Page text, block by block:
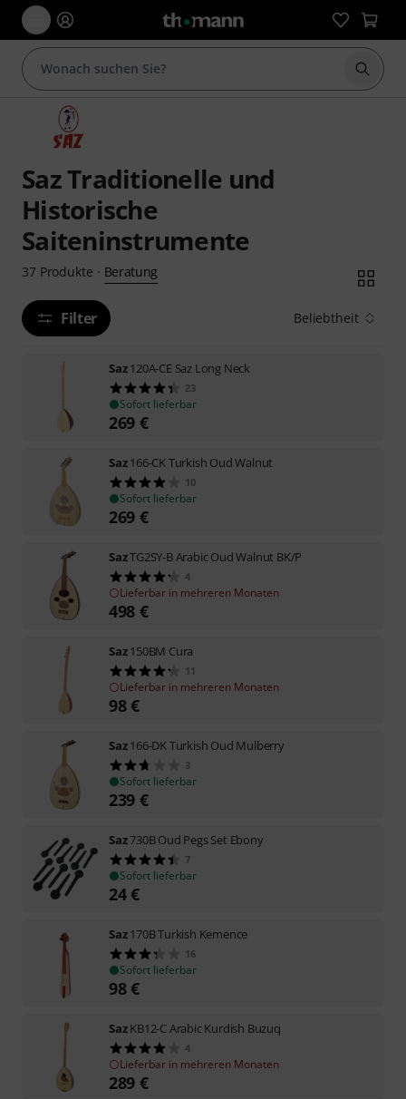
Suche
Saz Traditionelle und
Historische
Saiteninstrumente
37 Produkte · Beratung
Filter Beliebtheit
Saz120A-CE Saz Long Neck
23
Sofort lieferbar
269 €
Saz166-CK Turkish Oud Walnut
10
Sofort lieferbar
269 €
SazTG2SY-B Arabic Oud Walnut BK/P
4
Lieferbar in mehreren Monaten
498 €
Saz150BM Cura
11
Lieferbar in mehreren Monaten
98€
Saz166-DK Turkish Oud Mulberry
3
Sofort lieferbar
239 €
Saz730B Oud Pegs Set Ebony
7
Sofort lieferbar
24€
Saz170B Turkish Kemence
16
Sofort lieferbar
98€
SazKB12-C Arabic Kurdish Buzuq
4
Lieferbar in mehreren Monaten
289 €